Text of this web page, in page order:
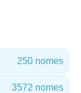
250 nomes
3572 nomes